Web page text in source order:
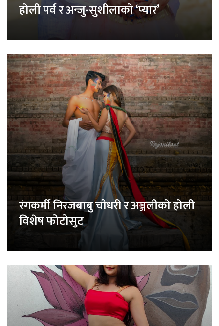
होली पर्व र अन्जु-सुशीलाको ‘प्यार’
रंगकर्मी निरजबाबु चौधरी र अञ्जलीको होली
विशेष फोटोसुट